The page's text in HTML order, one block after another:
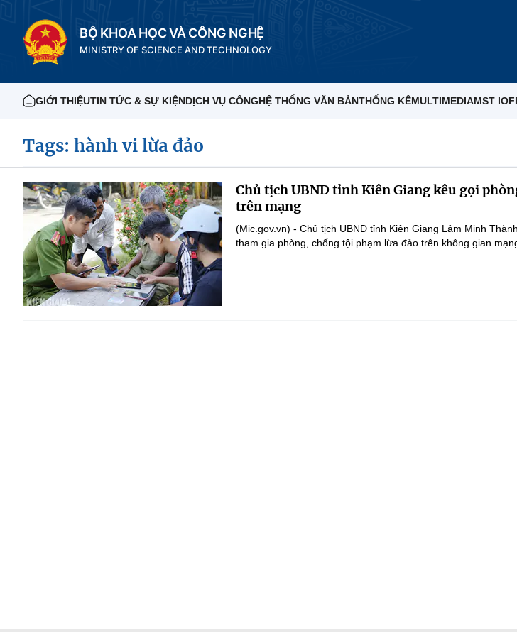
BỘ KHOA HỌC VÀ CÔNG NGHỆ
MINISTRY OF SCIENCE AND TECHNOLOGY
GIỚI THIỆUTIN TỨC & SỰ KIỆNDỊCH VỤ CÔNGHỆ THỐNG VĂN BẢNTHỐNG KÊMULTIMEDIAMST
Tags: hành vi lừa đảo
Chủ tịch UBND tỉnh Kiên Giang kêu gọi
trên mạng
(Mic.gov.vn) - Chủ tịch UBND tỉnh Kiên Giang Lâm Minh
tham gia phòng, chống tội phạm lừa đảo trên không gian